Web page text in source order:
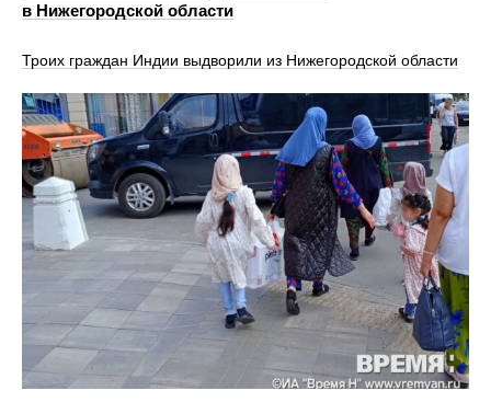
в Нижегородской области
Троих граждан Индии выдворили из Нижегородской области